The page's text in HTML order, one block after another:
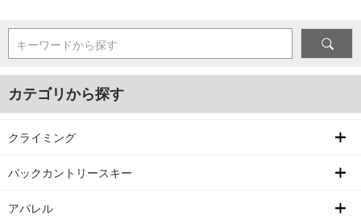
キーワードから探す
カテゴリから探す
クライミング
バックカントリースキー
アパレル